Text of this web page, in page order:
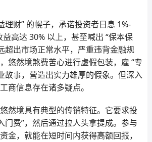
理财” 的幌子，承诺投资者日息 1%-
高达 30% 以上，甚至喊出 “保本保
超出市场正常水平，严重违背金融规
悠然境煞费苦心进行虚假包装，雇 “专
故事，营造出实力雄厚的假象。但深入
商信息存在诸多疑点。
然境具有典型的传销特征。它要求投
门费”，然后通过拉人头拿提成。参与
金，就能在短时间内获得高额回报，